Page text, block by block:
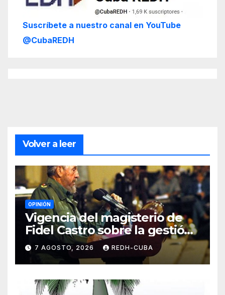
Suscríbete a nuestro canal en YouTube
@CubaREDH
Volver a leer
OPINIÓN
Vigencia del magisterio de
Fidel Castro sobre la gestión
del liderazgo revolucionario.
Por Jorge Luís Guach Estévez
7 AGOSTO, 2026 REDH-CUBA